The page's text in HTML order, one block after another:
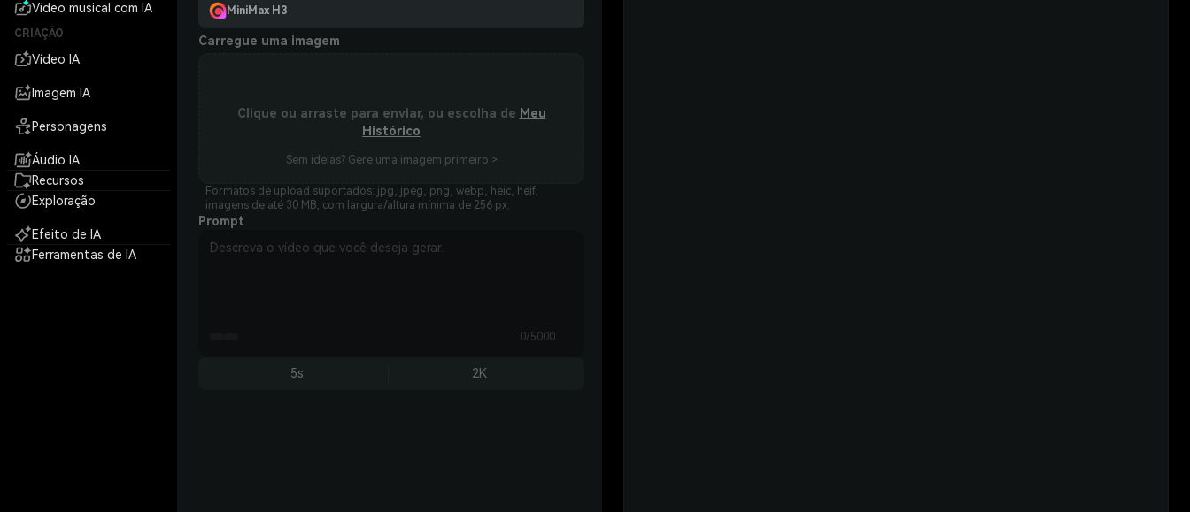
Vídeo musical com IA
CRIAÇÃO
Vídeo IA
Imagem IA
Personagens
Áudio IA
Recursos
Exploração
Efeito de IA
Ferramentas de IA
MiniMax H3
Carregue uma imagem
Clique ou arraste para enviar, ou escolha de Meu
Histórico
Sem ideias? Gere uma imagem primeiro >
Formatos de upload suportados: jpg, jpeg, png, webp, heic, heif,
imagens de até 30 MB, com largura/altura mínima de 256 px.
Prompt
0/5000
5s 2K